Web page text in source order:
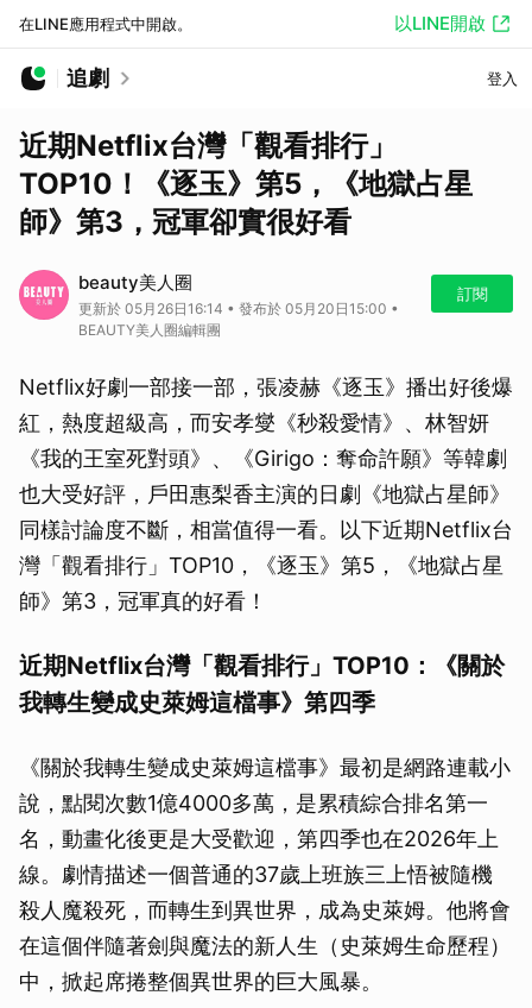
在LINE應用程式中開啟。 以LINE開啟
追劇 登入
近期Netflix台灣「觀看排行」
TOP10！《逐玉》第5，《地獄占星
師》第3，冠軍卻實很好看
beauty美人圈
更新於 05月26日16:14 • 發布於 05月20日15:00 •
BEAUTY美人圈編輯團
訂閱
Netflix好劇一部接一部，張凌赫《逐玉》播出好後爆
紅，熱度超級高，而安孝燮《秒殺愛情》、林智妍
《我的王室死對頭》、《Girigo：奪命許願》等韓劇
也大受好評，戶田惠梨香主演的日劇《地獄占星師》
同樣討論度不斷，相當值得一看。以下近期Netflix台
灣「觀看排行」TOP10，《逐玉》第5，《地獄占星
師》第3，冠軍真的好看！
近期Netflix台灣「觀看排行」TOP10：《關於
我轉生變成史萊姆這檔事》第四季
《關於我轉生變成史萊姆這檔事》最初是網路連載小
說，點閱次數1億4000多萬，是累積綜合排名第一
名，動畫化後更是大受歡迎，第四季也在2026年上
線。劇情描述一個普通的37歲上班族三上悟被隨機
殺人魔殺死，而轉生到異世界，成為史萊姆。他將會
在這個伴隨著劍與魔法的新人生（史萊姆生命歷程）
中，掀起席捲整個異世界的巨大風暴。